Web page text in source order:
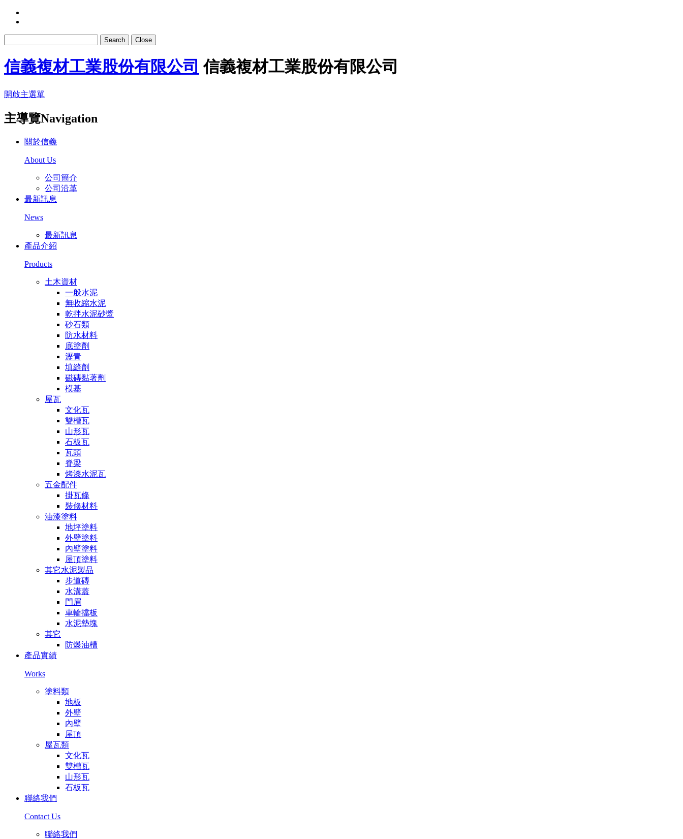
Search Close
信義複材工業股份有限公司 信義複材工業股份有限公司
開啟主選單
主導覽Navigation
關於信義
About Us
公司簡介
公司沿革
最新訊息
News
最新訊息
產品介紹
Products
土木資材
一般水泥
無收縮水泥
乾拌水泥砂漿
砂石類
防水材料
底塗劑
瀝青
填縫劑
磁磚黏著劑
模基
屋瓦
文化瓦
雙槽瓦
山形瓦
石板瓦
瓦頭
脊梁
烤漆水泥瓦
五金配件
掛瓦條
裝修材料
油漆塗料
地坪塗料
外壁塗料
內壁塗料
屋頂塗料
其它水泥製品
步道磚
水溝蓋
門眉
車輪擋板
水泥墊塊
其它
防爆油槽
產品實績
Works
塗料類
地板
外壁
內壁
屋頂
屋瓦類
文化瓦
雙槽瓦
山形瓦
石板瓦
聯絡我們
Contact Us
聯絡我們